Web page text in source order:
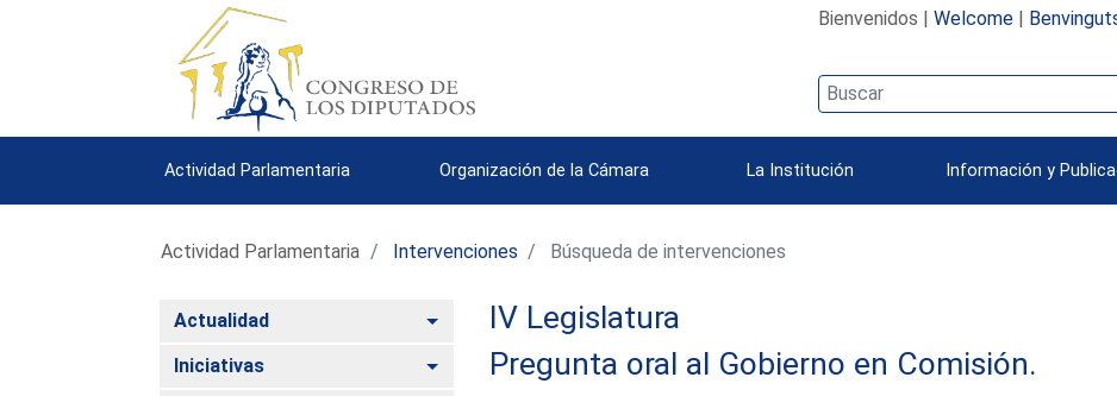
Bienvenidos | Welcome|
Actividad Parlamentaria Organización de la Cámara La Institución Información y
Actividad Parlamentaria Intervenciones Búsqueda de intervenciones
Actualidad Alternar
Iniciativas Alternar
IV Legislatura
Pregunta oral al Gobierno en Comisión.